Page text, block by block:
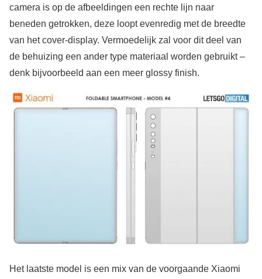
camera is op de afbeeldingen een rechte lijn naar
beneden getrokken, deze loopt evenredig met de breedte
van het cover-display. Vermoedelijk zal voor dit deel van
de behuizing een ander type materiaal worden gebruikt –
denk bijvoorbeeld aan een meer glossy finish.
Het laatste model is een mix van de voorgaande Xiaomi